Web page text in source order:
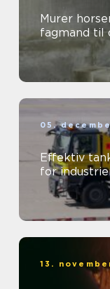
Murer horsens sådan vælger du
fagmand til
05.
Effektiv
for
13.